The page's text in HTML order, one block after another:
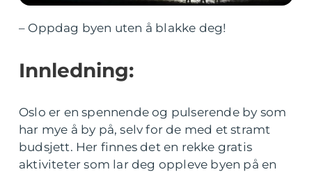
– Oppdag byen uten å blakke deg!
Innledning:
Oslo er en spennende og pulserende by som
har mye å by på, selv for de med et stramt
budsjett. Her finnes det en rekke gratis
aktiviteter som lar deg oppleve byen på en